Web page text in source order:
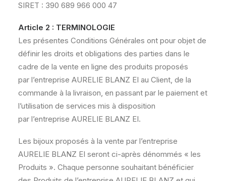
SIRET : 390 689 966 000 47
Article 2 : TERMINOLOGIE
Les présentes Conditions Générales ont pour objet de
définir les droits et obligations des parties dans le
cadre de la vente en ligne des produits proposés
par l’entreprise AURELIE BLANZ EI au Client, de la
commande à la livraison, en passant par le paiement et
l’utilisation de services mis à disposition
par l’entreprise AURELIE BLANZ EI.
Les bijoux proposés à la vente par l’entreprise
AURELIE BLANZ EI seront ci-après dénommés « les
Produits ». Chaque personne souhaitant bénéficier